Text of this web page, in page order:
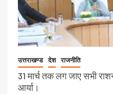
उत्तराखण्ड देश राजनीति
31 मार्च तक लग जाए सभी
आर्या।